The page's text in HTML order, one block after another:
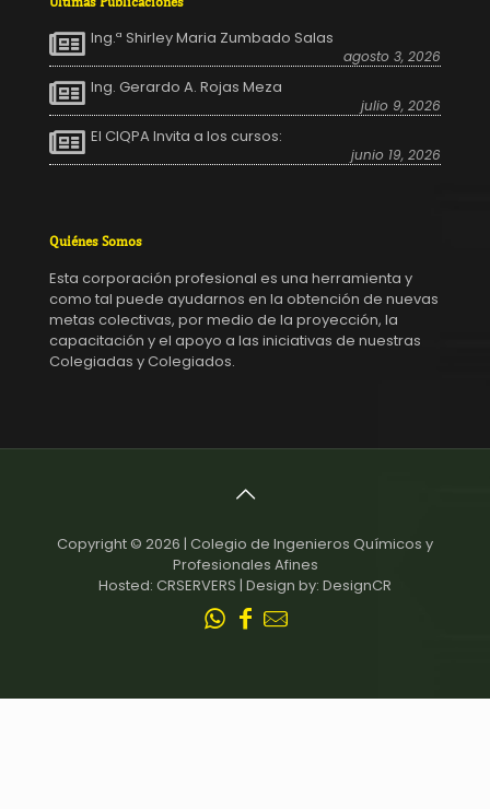
Ing.ª Shirley Maria Zumbado Salas
agosto 3, 2026
Ing. Gerardo A. Rojas Meza
julio 9, 2026
El CIQPA Invita a los cursos:
junio 19, 2026
Quiénes Somos
Esta corporación profesional es una herramienta y
como tal puede ayudarnos en la obtención de nuevas
metas colectivas, por medio de la proyección, la
capacitación y el apoyo a las iniciativas de nuestras
Colegiadas y Colegiados.
Copyright © 2026 | Colegio de Ingenieros Químicos y
Profesionales Afines
Hosted: CRSERVERS | Design by: DesignCR